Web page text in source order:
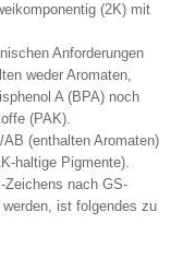
(2K) mit
Anforderungen
weder Aromaten,
A (BPA) noch
(PAK).
(enthalten Aromaten)
haltige Pigmente).
Zeichens nach GS-
ist folgendes zu